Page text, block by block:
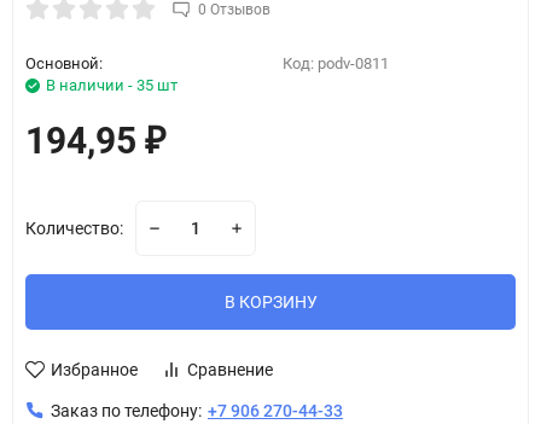
0 Отзывов
Основной:
В наличии - 35 шт
Код: podv-0811
194,95 ₽
Количество:
В КОРЗИНУ
Избранное Сравнение
Заказ по телефону: +7 906 270-44-33